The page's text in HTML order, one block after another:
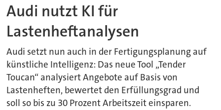
Audi nutzt KI für
Lastenheftanalysen
Audi setzt nun auch in der Fertigungsplanung auf
künstliche Intelligenz: Das neue Tool „Tender
Toucan“ analysiert Angebote auf Basis von
Lastenheften, bewertet den Erfüllungsgrad und
soll so bis zu 30 Prozent Arbeitszeit einsparen.